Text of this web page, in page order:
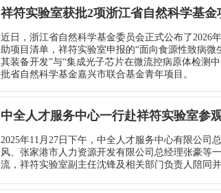
祥符实验室获批2项浙江省自然科学基金
近日，浙江省自然科学基金委员会正式公布了2026
助项目清单，祥符实验室申报的“面向食源性致病微
其装备开发”与“集成光子芯片在微流控病原体检测
批省自然科学基金嘉兴市联合基金青年项目。
中全人才服务中心一行赴祥符实验室参
2025年11月27日下午，中全人才服务中心有限公司
风、张家港市人力资源开发有限公司总经理张豪等
流，祥符实验室副主任沈锋及相关部门负责人陪同并